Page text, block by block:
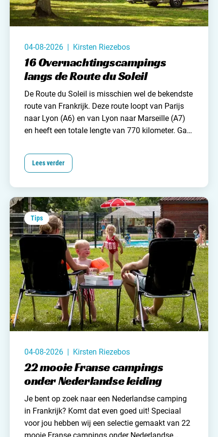
Nederland
België
Luxemburg
Frankrijk
Zwitserland
Nieuws / blog
Over Campingzoeker
Samenwerken / adverteren
Contact opnemen
04-08-2026 | Kirsten Riezebos
16 Overnachtingscampings
langs de Route du Soleil
De Route du Soleil is misschien wel de bekendste
route van Frankrijk. Deze route loopt van Parijs
naar Lyon (A6) en van Lyon naar Marseille (A7)
en heeft een totale lengte van 770 kilometer. Ga
de kans dus groot dat je gebruik moet maken van
deze route.
Om een beetje uitgerust aan te
lassen. Veel kampeerders kiezen ervoor op dit te
doen op een overnachtingscamping aan de route
du soleil.
Lees verder
Tips
04-08-2026 | Kirsten Riezebos
22 mooie Franse campings
onder Nederlandse leiding
Je bent op zoek naareen Nederlandse camping
in Frankrijk? Komt dat even goed uit! Speciaal
voor jou hebben wij een selectie gemaakt van 22
mooie Franse campings onder Nederlandse